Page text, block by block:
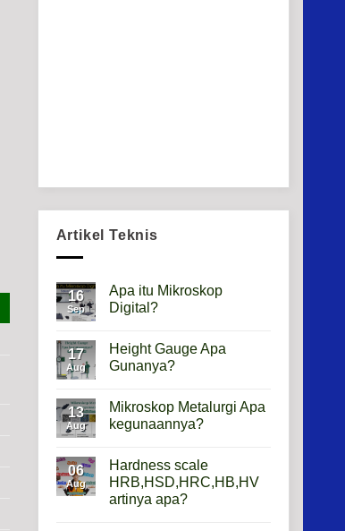
Artikel Teknis
16
Sep
Apa itu Mikroskop
Digital?
on
Apa
itu
17
Aug
Height Gauge Apa
Gunanya?
on
Height
Gauge
13
Aug
Mikroskop Metalurgi Apa
kegunaannya?
on
Mikroskop
Metalurgi
Apa
06
Aug
Hardness scale
HRB,HSD,HRC,HB,HV
artinya apa?